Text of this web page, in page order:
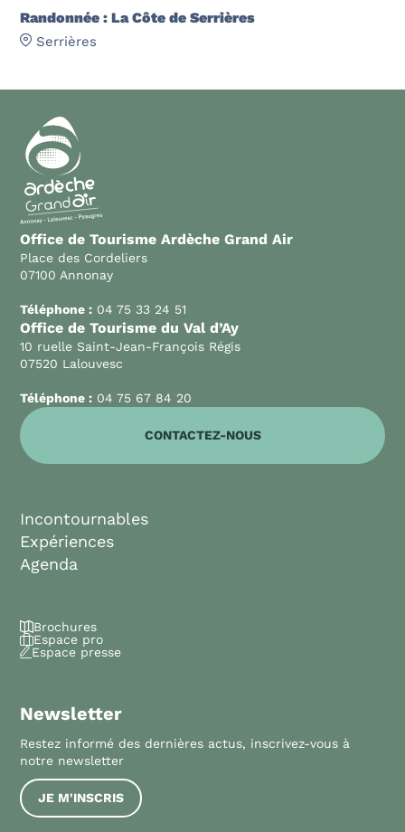
Randonnée : La Côte de Serrières
Serrières
Office de Tourisme Ardèche Grand Air
Place des Cordeliers
07100 Annonay
Téléphone : 04 75 33 24 51
Office de Tourisme du Val d’Ay
10 ruelle Saint-Jean-François Régis
07520 Lalouvesc
Téléphone : 04 75 67 84 20
CONTACTEZ-NOUS
Incontournables
Expériences
Agenda
Brochures
Espace pro
Espace presse
Newsletter
Restez informé des dernières actus, inscrivez-vous à
notre newsletter
JE M'INSCRIS